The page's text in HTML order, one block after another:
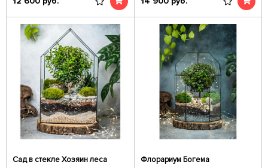
Сад в стекле Хозяин леса Флорариум Богема